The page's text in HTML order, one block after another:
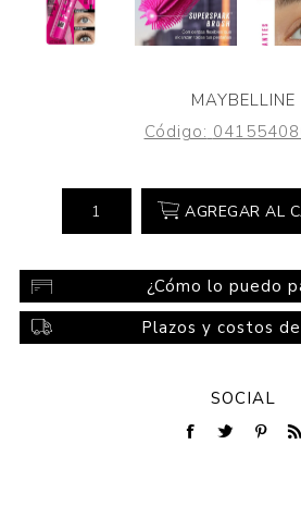
MAYBELLINE
Código:
AGREGAR AL
¿Cómo lo puedo
Plazos y costos
SOCIAL